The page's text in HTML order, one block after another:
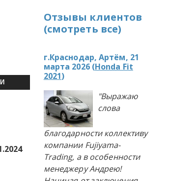
Отзывы клиентов
(смотреть все)
г.Краснодар, Артём, 21
марта 2026 (Honda Fit
2021)
"Выражаю
слова
благодарности коллективу
компании Fujiyama-
Trading, а в особенности
менеджеру Андрею!